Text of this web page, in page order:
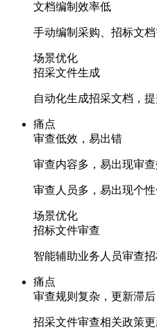
文档编制效率低
手动编制采购、招标文
场景优化
招采文件生成
自动化生成招采文档，
痛点
审查低效，易出错
审查内容多，易出现审
审查人员多，易出现个
场景优化
招标文件审查
智能辅助业务人员审查招
痛点
审查规则复杂，更新滞后
招采文件审查相关政策更